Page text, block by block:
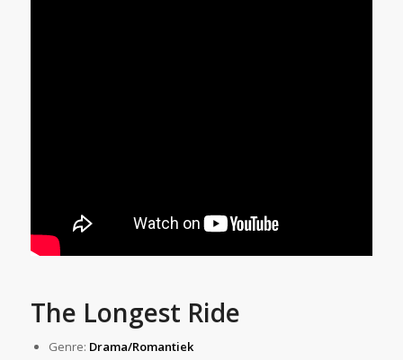
The Longest Ride
Genre: Drama/Romantiek